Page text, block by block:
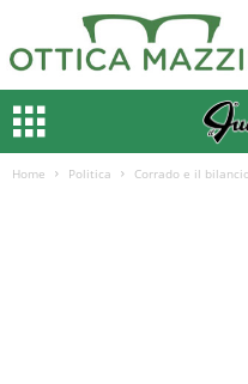
Home Politica Corrado e il